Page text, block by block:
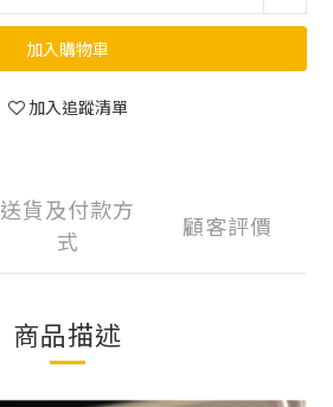
加入購物車
加入追蹤清單
送貨及付款方
式
顧客評價
商品描述